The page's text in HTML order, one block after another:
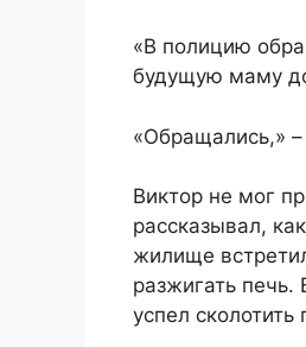
«В полицию
будущую маму
«Обращались,» –
Виктор не мог
рассказывал,
жилище
разжигать печь.
успел